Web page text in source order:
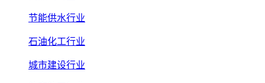
节能供水行业
石油化工行业
城市建设行业